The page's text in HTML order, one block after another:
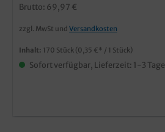
Brutto: 69,97 €
zzgl. MwSt und Versandkosten
Inhalt: 170 Stück (0,35 €* / 1 Stück)
Sofort verfügbar, Lieferzeit: 1-3 Tage